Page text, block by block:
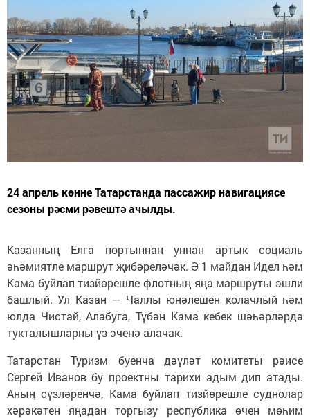
24 апрель көнне Татарстанда пассажир навигациясе
сезоны рәсми рәвештә ачылды.
Казанның Елга портыннан уннан артык социаль
әһәмиятле маршрут җибәреләчәк. Ә 1 майдан Идел һәм
Кама буйлап тизйөрешле флотның яңа маршруты эшли
башлый. Ул Казан — Чаллы юнәлешен колачлый һәм
юлда Чистай, Алабуга, Түбән Кама кебек шәһәрләрдә
тукталышларны үз эченә алачак.
Татарстан Туризм буенча дәүләт комитеты рәисе
Сергей Иванов бу проектны тарихи адым дип атады.
Аның сүзләренчә, Кама буйлап тизйөрешле суднолар
хәрәкәтен яңадан торгызу республика өчен мөһим